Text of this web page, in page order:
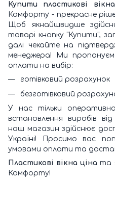
Купити пластикові
Комфорту - прекрасне
Щоб якнайшвидше
товарі кнопку "Купити",
далі чекайте на
менеджера! Ми
оплати на вибір:
готівковий розрахунок
безготівковий
У нас тільки
встановлення виробів
наш магазин здійснює
Україні! Просимо вас
умовами оплати та
Пластикові вікна ціна та
Комфорту!